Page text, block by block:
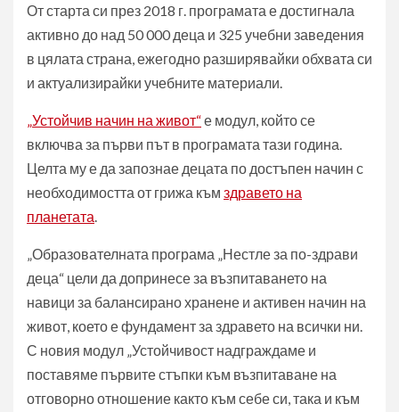
От старта си през 2018 г. програмата е достигнала
активно до над 50 000 деца и 325 учебни заведения
в цялата страна, ежегодно разширявайки обхвата си
и актуализирайки учебните материали.
„Устойчив начин на живот“е модул, който се
включва за първи път в програмата тази година.
Целта му е да запознае децата по достъпен начин с
необходимостта от грижа към здравето на
планетата
„Образователната програма „Нестле за по-здрави
деца“ цели да допринесе за възпитаването на
навици за балансирано хранене и активен начин на
живот, което е фундамент за здравето на всички ни.
С новия модул „Устойчивост надграждаме и
поставяме първите стъпки към възпитаване на
отговорно отношение както към себе си, така и към